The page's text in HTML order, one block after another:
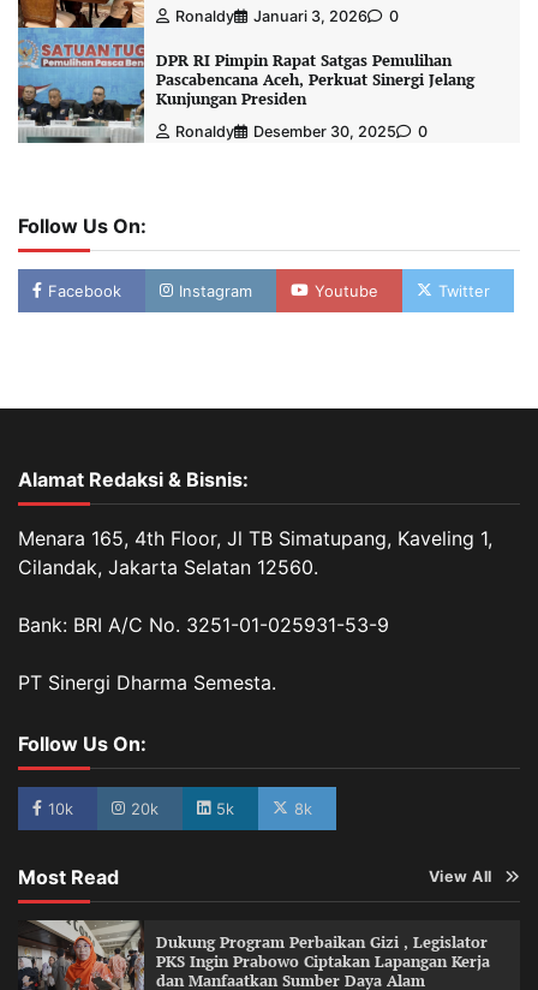
Ronaldy Januari 3, 2026 0
DPR RI Pimpin Rapat Satgas Pemulihan
Pascabencana Aceh, Perkuat Sinergi Jelang
Kunjungan Presiden
Ronaldy Desember 30, 2025 0
Follow Us On:
Facebook Instagram Youtube Twitter
Alamat Redaksi & Bisnis:
Menara 165, 4th Floor, Jl TB Simatupang, Kaveling 1,
Cilandak, Jakarta Selatan 12560.
Bank: BRI A/C No. 3251-01-025931-53-9
PT Sinergi Dharma Semesta.
Follow Us On:
10k 20k 5k 8k
Most Read View All
Dukung Program Perbaikan Gizi , Legislator
PKS Ingin Prabowo Ciptakan Lapangan Kerja
dan Manfaatkan Sumber Daya Alam